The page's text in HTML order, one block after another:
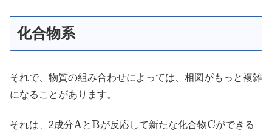
化合物系
それで、物質の組み合わせによっては、相図がもっと複雑
になることがあります。
それは、2成分
A
と
B
が反応して新たな化合物
C
ができる